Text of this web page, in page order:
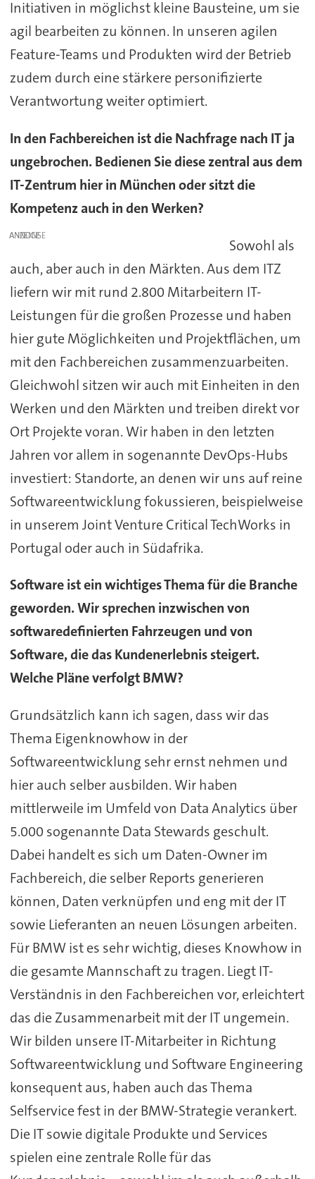
Initiativen in möglichst kleine Bausteine, um sie
agil bearbeiten zu können. In unseren agilen
Feature-Teams und Produkten wird der Betrieb
zudem durch eine stärkere personifizierte
Verantwortung weiter optimiert.
In den Fachbereichen ist die Nachfrage nach IT ja
ungebrochen. Bedienen Sie diese zentral aus dem
IT-Zentrum hier in München oder sitzt die
Kompetenz auch in den Werken?
ANZEIGE
Sowohl als
auch, aber auch in den Märkten. Aus dem ITZ
liefern wir mit rund 2.800 Mitarbeitern IT-
Leistungen für die großen Prozesse und haben
hier gute Möglichkeiten und Projektflächen, um
mit den Fachbereichen zusammenzuarbeiten.
Gleichwohl sitzen wir auch mit Einheiten in den
Werken und den Märkten und treiben direkt vor
Ort Projekte voran. Wir haben in den letzten
Jahren vor allem in sogenannte DevOps-Hubs
investiert: Standorte, an denen wir uns auf reine
Softwareentwicklung fokussieren, beispielweise
in unserem Joint Venture Critical TechWorks in
Portugal oder auch in Südafrika.
Software ist ein wichtiges Thema für die Branche
geworden. Wir sprechen inzwischen von
softwaredefinierten Fahrzeugen und von
Software, die das Kundenerlebnis steigert.
Welche Pläne verfolgt BMW?
Grundsätzlich kann ich sagen, dass wir das
Thema Eigenknowhow in der
Softwareentwicklung sehr ernst nehmen und
hier auch selber ausbilden. Wir haben
mittlerweile im Umfeld von Data Analytics über
5.000 sogenannte Data Stewards geschult.
Dabei handelt es sich um Daten-Owner im
Fachbereich, die selber Reports generieren
können, Daten verknüpfen und eng mit der IT
sowie Lieferanten an neuen Lösungen arbeiten.
Für BMW ist es sehr wichtig, dieses Knowhow in
die gesamte Mannschaft zu tragen. Liegt IT-
Verständnis in den Fachbereichen vor, erleichtert
das die Zusammenarbeit mit der IT ungemein.
Wir bilden unsere IT-Mitarbeiter in Richtung
Softwareentwicklung und Software Engineering
konsequent aus, haben auch das Thema
Selfservice fest in der BMW-Strategie verankert.
Die IT sowie digitale Produkte und Services
spielen eine zentrale Rolle für das